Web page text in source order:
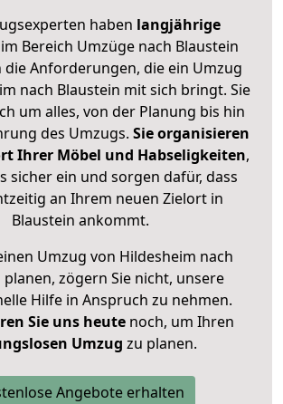
haben langjährige
im Bereich Umzüge nach Blaustein
die Anforderungen, die ein Umzug
nach Blaustein mit sich bringt. Sie
um alles, von der Planung bis hin
des Umzugs. Sie organisieren
Ihrer Möbel und Habseligkeiten,
sicher ein und sorgen dafür, dass
an Ihrem neuen Zielort in
Blaustein ankommt.
Umzug von Hildesheim nach
planen, zögern Sie nicht, unsere
Hilfe in Anspruch zu nehmen.
Sie uns heutenoch, um Ihren
Umzug zu planen.
Angebote erhalten